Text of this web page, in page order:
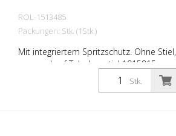
ROL-1513485
Packungen: Stk. (1Stk.)
Mit integriertem Spritzschutz. Ohne Stiel,
passend auf Teleskopstiel 1915815.
Stk.